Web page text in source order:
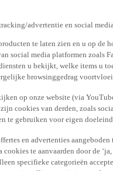
advertentie en social
te laten zien en u op de
social media platformen zoals
u bekijkt, welke items u
browsinggedrag
op onze website (via
cookies van derden, zoals
te gebruiken voor eigen
en advertenties aangeboden
te aanvaarden door de
specifieke categorieën